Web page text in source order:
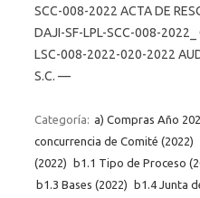
SCC-008-2022 ACTA DE
DAJI-SF-LPL-SCC-008-
LSC-008-2022-020-2022
S.C. —
Categoría: a) Compras Año
concurrencia de Comité (2022)
(2022) b1.1 Tipo de Proceso
b1.3 Bases (2022) b1.4 Junta